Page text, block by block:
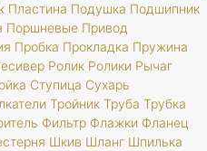
Пластина Подушка Подшипник
Поршневые Привод
Пробка Прокладка Пружина
Ролик Ролики Рычаг
Ступица Сухарь
Тройник Труба Трубка
Фильтр Флажки Фланец
Шкив Шланг Шпилька